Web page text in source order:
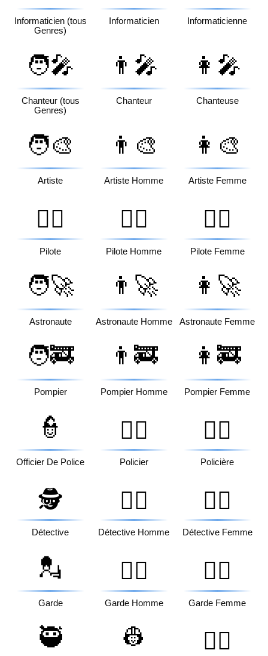
Informaticien (tous
Genres)
Informaticien Informaticienne
🧑‍🎤
Chanteur (tous
Genres)
👨‍🎤
Chanteur
👩‍🎤
Chanteuse
🧑‍🎨
Artiste
👨‍🎨
Artiste Homme
👩‍🎨
Artiste Femme
🧑‍✈️
Pilote
👨‍✈️
Pilote Homme
👩‍✈️
Pilote Femme
🧑‍🚀
Astronaute
👨‍🚀
Astronaute Homme
👩‍🚀
Astronaute Femme
🧑‍🚒
Pompier
👨‍🚒
Pompier Homme
👩‍🚒
Pompier Femme
👮
Officier De Police
👮‍♂️
Policier
👮‍♀️
Policière
🕵️
Détective
🕵️‍♂️
Détective Homme
🕵️‍♀️
Détective Femme
💂
Garde
💂‍♂️
Garde Homme
💂‍♀️
Garde Femme
🥷 👷 👷‍♂️